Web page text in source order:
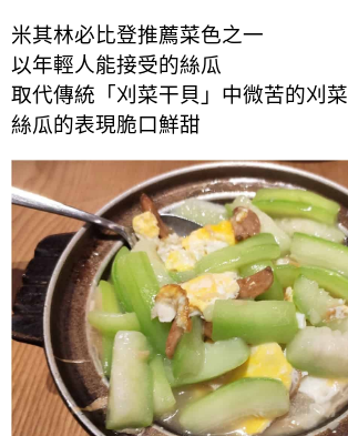
米其林必比登推薦菜色之一
以年輕人能接受的絲瓜
取代傳統「刈菜干貝」中微苦的刈菜
絲瓜的表現脆口鮮甜